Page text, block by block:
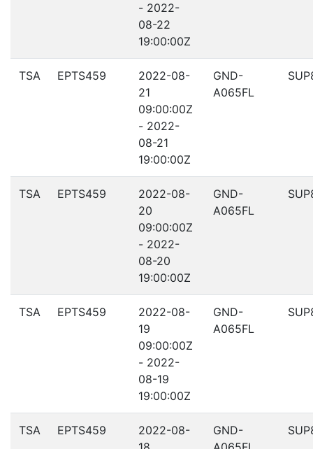
- 2022-
08-22
19:00:00Z
TSA EPTS459
2022-08-
21
09:00:00Z
- 2022-
08-21
19:00:00Z
GND-
A065FL
TSA EPTS459
2022-08-
20
09:00:00Z
- 2022-
08-20
19:00:00Z
GND-
A065FL
TSA EPTS459
2022-08-
19
09:00:00Z
- 2022-
08-19
19:00:00Z
GND-
A065FL
TSA EPTS459
2022-08-
GND-